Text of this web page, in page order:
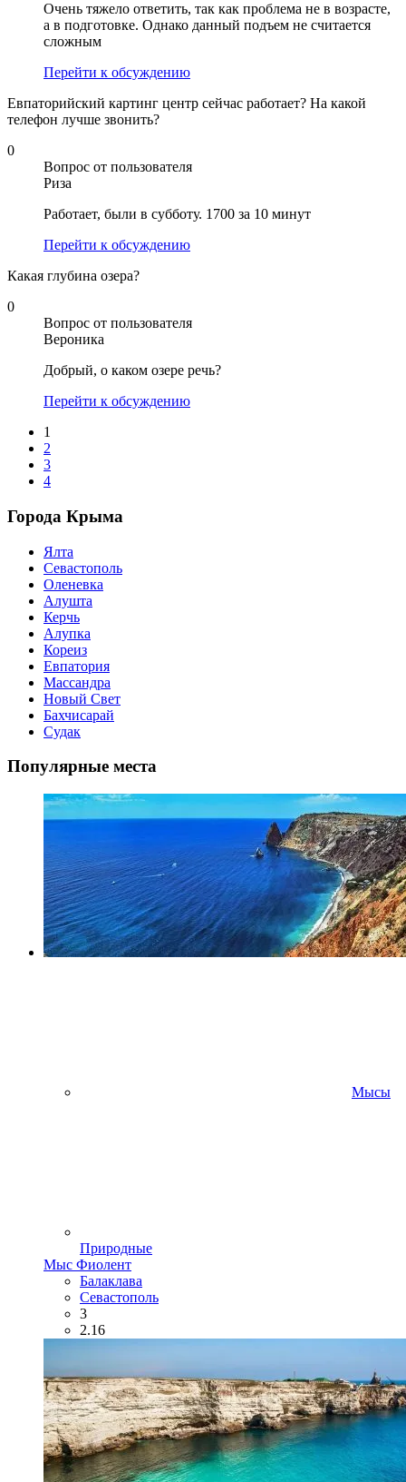
Очень тяжело ответить, так как проблема не в возрасте,
а в подготовке. Однако данный подъем не считается
сложным
Перейти к обсуждению
Евпаторийский картинг центр сейчас работает? На какой
телефон лучше звонить?
0
Вопрос от пользователя
Риза
Работает, были в субботу. 1700 за 10 минут
Перейти к обсуждению
Какая глубина озера?
0
Вопрос от пользователя
Вероника
Добрый, о каком озере речь?
Перейти к обсуждению
1
2
3
4
Города Крыма
Ялта
Севастополь
Оленевка
Алушта
Керчь
Алупка
Кореиз
Евпатория
Массандра
Новый Свет
Бахчисарай
Судак
Популярные места
Мысы
Природные
Мыс Фиолент
Балаклава
Севастополь
3
2.16